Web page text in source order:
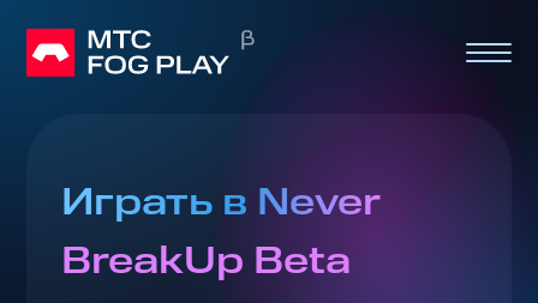
Играть в Never
BreakUp Beta